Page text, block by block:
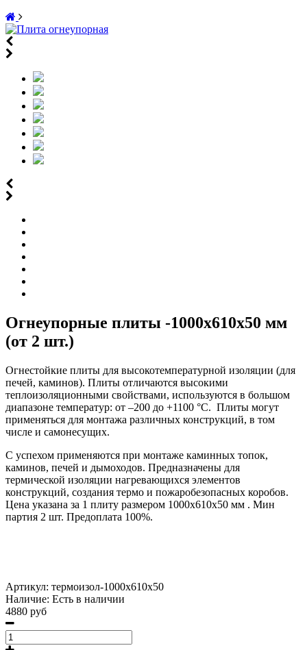
Огнеупорные плиты -1000х610х50 мм
(от 2 шт.)
Огнестойкие плиты для высокотемпературной изоляции (для
печей, каминов). Плиты отличаются высокими
теплоизоляционными свойствами, используются в большом
диапазоне температур: от –200 до +1100 °C. Плиты могут
применяться для монтажа различных конструкций, в том
числе и самонесущих.
С успехом применяются при монтаже каминных топок,
каминов, печей и дымоходов. Предназначены для
термической изоляции нагревающихся элементов
конструкций, создания термо и пожаробезопасных коробов.
Цена указана за 1 плиту размером 1000х610х50 мм . Мин
партия 2 шт. Предоплата 100%.
Артикул: термоизол-1000х610х50
Наличие: Есть в наличии
4880 руб